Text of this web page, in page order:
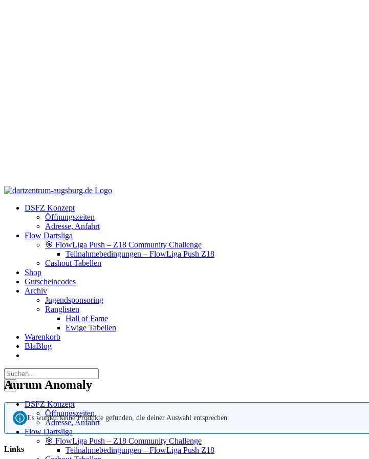
DSFZ Konzept
Öffnungszeiten
Adresse, Anfahrt
Flow Dartsliga
🎯 FlowLiga Push – Z18 Community Challenge
Teilnahmebedingungen – FlowLiga Push Z18
Cashout Tabellen
Shop
Gutscheincodes
Archiv
Jugendsponsoring
Ranglisten
Hall of Fame
Ewige Tabellen
Warenkorb
BlaBlog
Suche
nach:
DSFZ Konzept
Öffnungszeiten
Adresse, Anfahrt
Flow Dartsliga
🎯 FlowLiga Push – Z18 Community Challenge
Teilnahmebedingungen – FlowLiga Push Z18
Aurum Anomaly
Es wurden keine Produkte gefunden, die deiner Auswahl entsprechen.
Links